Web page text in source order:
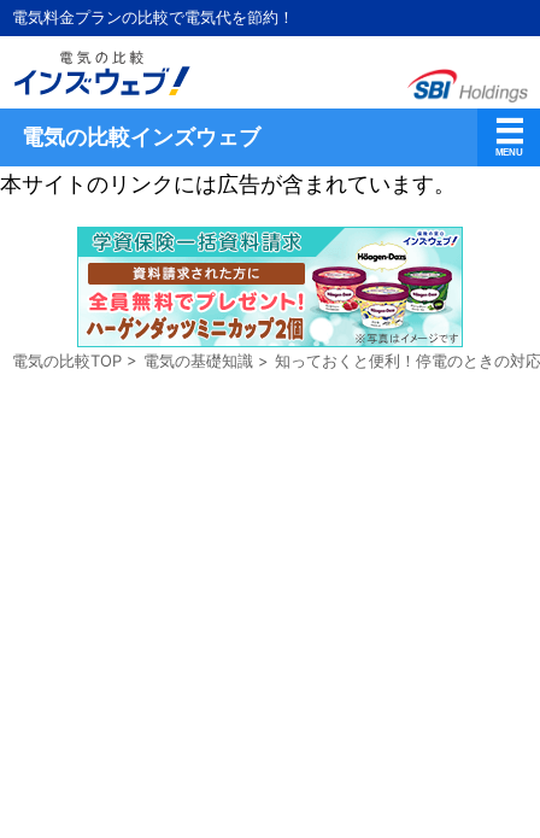
電気料金プランの比較で電気代を節約！
電気の比較インズウェブ
本サイトのリンクには広告が含まれています。
電気の比較TOP > 電気の基礎知識 > 知っておくと便利！停電のときの対